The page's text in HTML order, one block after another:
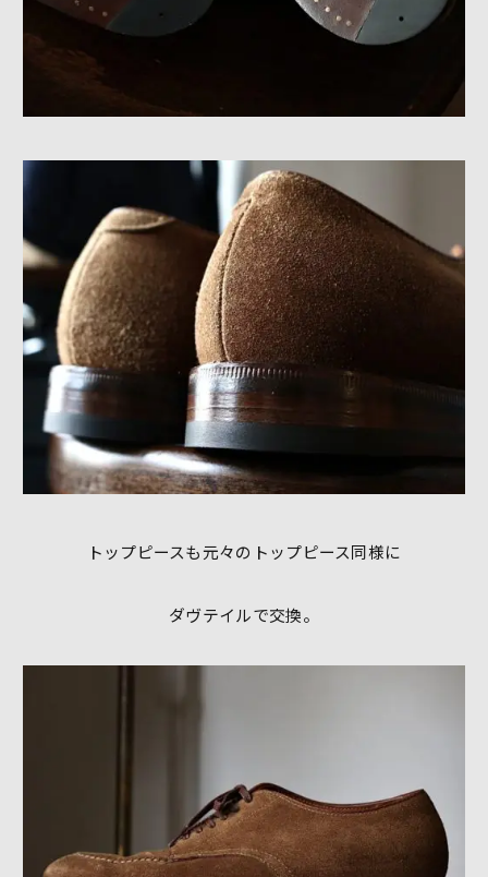
トップピースも元々のトップピース同様に
ダヴテイルで交換。